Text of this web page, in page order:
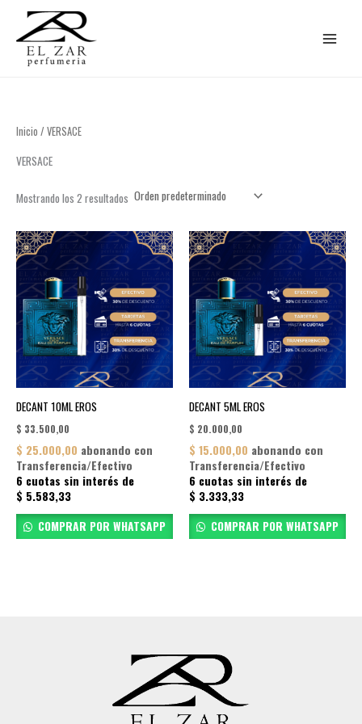
contenido
Inicio / VERSACE
VERSACE
Mostrando los 2 resultados
DECANT 10ML EROS
$ 33.500,00
$ 25.000,00 abonando con
Transferencia/Efectivo
6 cuotas sin interés de
$ 5.583,33
COMPRAR POR WHATSAPP
DECANT 5ML EROS
$ 20.000,00
$ 15.000,00 abonando con
Transferencia/Efectivo
6 cuotas sin interés de
$ 3.333,33
COMPRAR POR WHATSAPP